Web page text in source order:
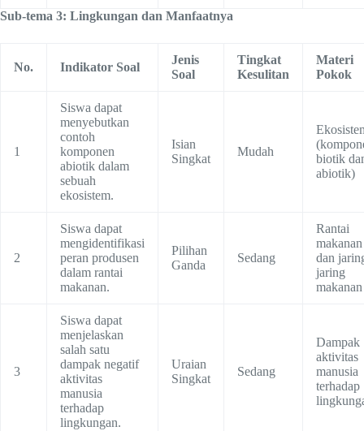
Sub-tema 3: Lingkungan dan Manfaatnya
No. Indikator Soal
Jenis
Soal
Tingkat
Kesulitan
Materi
Pokok
1
Siswa dapat
menyebutkan
contoh
komponen
abiotik dalam
sebuah
ekosistem.
Isian
Singkat
Mudah
biotik
abiotik)
2
Siswa dapat
mengidentifikasi
peran produsen
dalam rantai
makanan.
Pilihan
Ganda
Sedang
Rantai
makanan
dan
jaring
makanan
3
Siswa dapat
menjelaskan
salah satu
dampak negatif
aktivitas
manusia
terhadap
lingkungan.
Uraian
Singkat
Sedang
Dampak
aktivitas
manusia
terhadap